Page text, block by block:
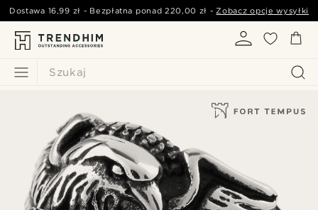
Szukaj
Dostawa 16,99 zł - Bezpłatna ponad220,00 zł -Zobacz opcje wysyłki